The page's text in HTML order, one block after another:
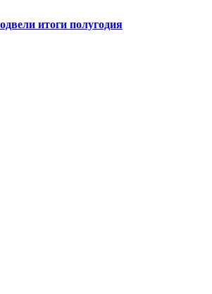
итоги полугодия